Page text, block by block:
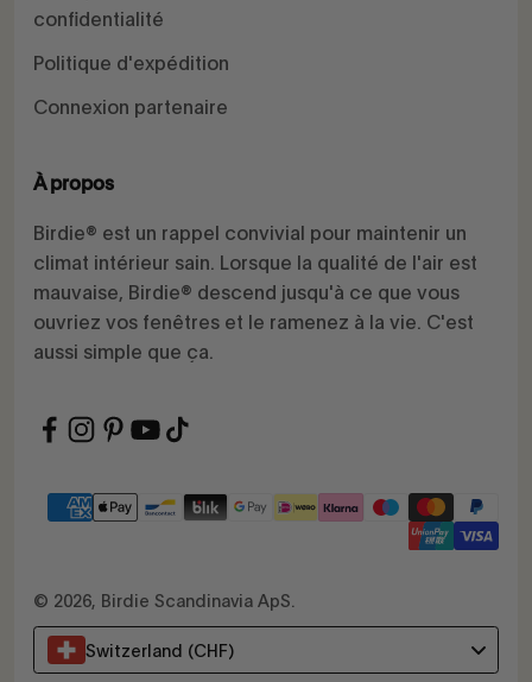
confidentialité
Politique d'expédition
Connexion partenaire
À propos
Birdie® est un rappel convivial pour maintenir un
climat intérieur sain. Lorsque la qualité de l'air est
mauvaise, Birdie® descend jusqu'à ce que vous
ouvriez vos fenêtres et le ramenez à la vie. C'est
aussi simple que ça.
© 2026, Birdie Scandinavia ApS.
Switzerland (CHF)